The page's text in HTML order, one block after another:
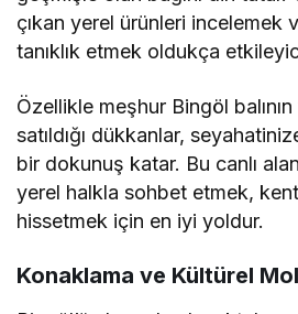
çıkan yerel ürünleri incelemek
tanıklık etmek oldukça
Özellikle meşhur Bingöl
satıldığı dükkanlar,
bir dokunuş katar. Bu canlı
yerel halkla sohbet etmek,
hissetmek için en iyi yoldur.
Konaklama ve Kültürel